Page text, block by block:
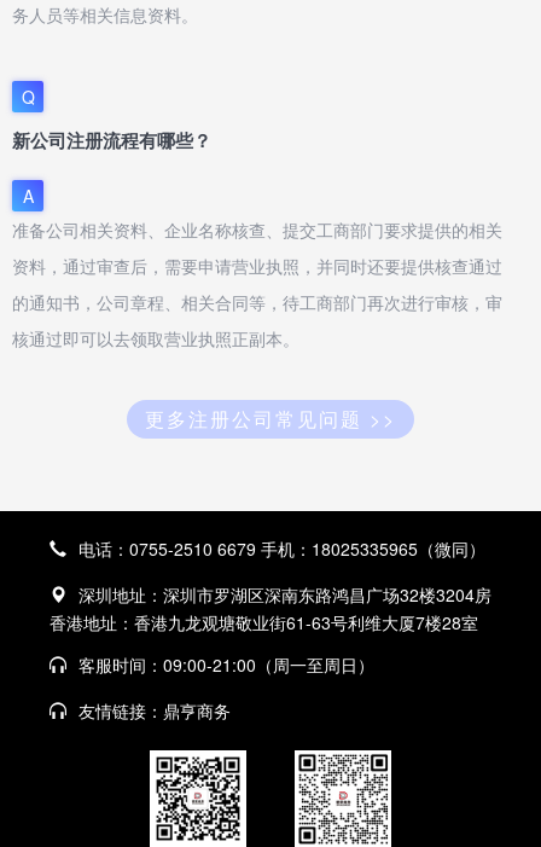
务人员等相关信息资料。
Q
新公司注册流程有哪些？
A
准备公司相关资料、企业名称核查、提交工商部门要求提供的相关
资料，通过审查后，需要申请营业执照，并同时还要提供核查通过
的通知书，公司章程、相关合同等，待工商部门再次进行审核，审
核通过即可以去领取营业执照正副本。
更多注册公司常见问题 >>
电话：0755-2510 6679 手机：18025335965（微同）
深圳地址：深圳市罗湖区深南东路鸿昌广场32楼3204房
香港地址：香港九龙观塘敬业街61-63号利维大厦7楼28室
客服时间：09:00-21:00（周一至周日）
友情链接： 鼎亨商务